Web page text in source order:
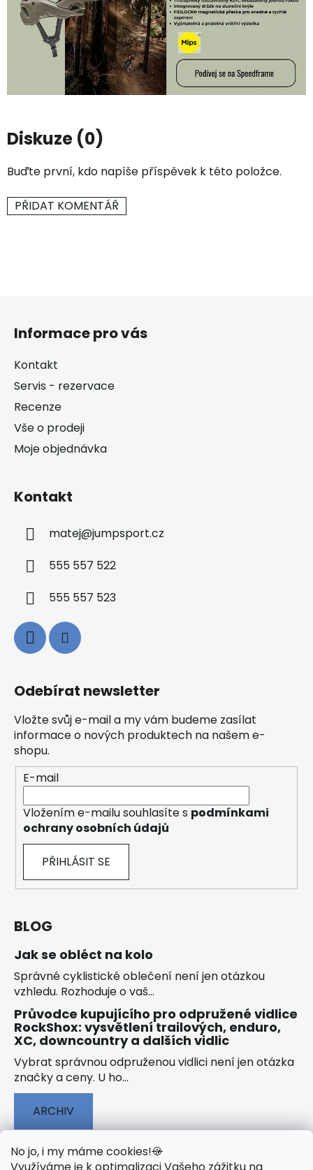
No jo, i my máme cookies!🍪
Diskuze (0)
Buďte první, kdo napíše příspěvek k této položce.
PŘIDAT KOMENTÁŘ
Informace pro vás
Kontakt
Servis - rezervace
Recenze
Vše o prodeji
Moje objednávka
Kontakt
matej@jumpsport.cz
555 557 522
555 557 523
Odebírat newsletter
Vložte svůj e-mail a my vám budeme zasílat
informace o nových produktech na našem e-
shopu.
E-mail
Vložením e-mailu souhlasíte s podmínkami
ochrany osobních údajů
PŘIHLÁSIT SE
BLOG
Jak se obléct na kolo
Správné cyklistické oblečení není jen otázkou
vzhledu. Rozhoduje o vaš...
Průvodce kupujícího pro odpružené vidlice
RockShox: vysvětlení trailových, enduro,
XC, downcountry a dalších vidlic
Vybrat správnou odpruženou vidlici není jen otázka
značky a ceny. U ho...
ARCHIV